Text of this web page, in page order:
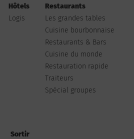
Hôtels
Logis
Restaurants
Les grandes tables
Cuisine bourbonnaise
Restaurants & Bars
Cuisine du monde
Restauration rapide
Traiteurs
Spécial groupes
Sortir